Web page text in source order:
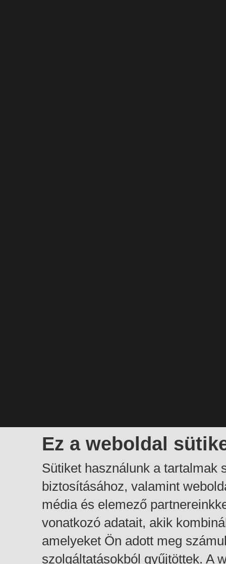
Ez a weboldal
Sütiket használunk a tartalmak
biztosításához, valamint
média és elemező
vonatkozó adatait, akik
amelyeket Ön adott meg
szolgáltatásokból gyűjtöttek. A